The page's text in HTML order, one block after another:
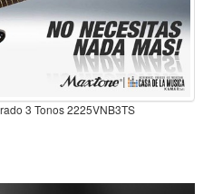
Sombirado 3 Tonos 2225VNB3TS